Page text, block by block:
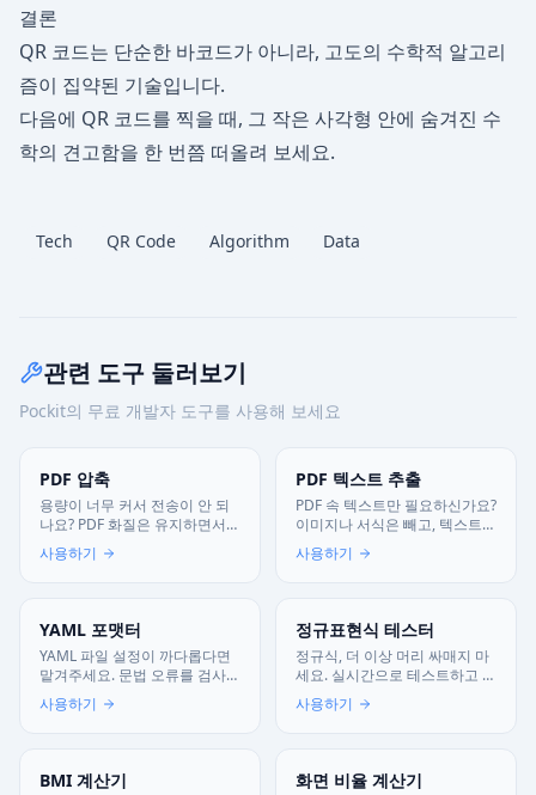
결론
QR 코드는 단순한 바코드가 아니라, 고도의 수학적 알고리
즘이 집약된 기술입니다.
다음에 QR 코드를 찍을 때, 그 작은 사각형 안에 숨겨진 수
학의 견고함을 한 번쯤 떠올려 보세요.
Tech QR Code Algorithm Data
관련 도구 둘러보기
Pockit의 무료 개발자 도구를 사용해 보세요
PDF 압축
용량이 너무 커서 전송이 안 되
나요? PDF 화질은 유지하면서
파일 크기만 쏙 줄여드립니다.
물론 문서는 안전합니다.
사용하기
PDF 텍스트 추출
PDF 속 텍스트만 필요하신가요?
이미지나 서식은 빼고, 텍스트
내용만 깔끔하게 추출해 드립니
다.
사용하기
YAML 포맷터
YAML 파일 설정이 까다롭다면
맡겨주세요. 문법 오류를 검사하
고 깔끔하게 포맷팅해 드립니다.
물론 데이터는 안전합니다.
사용하기
정규표현식 테스터
정규식, 더 이상 머리 싸매지 마
세요. 실시간으로 테스트하고 자
주 쓰는 패턴을 바로 가져다 쓰
세요.
사용하기
BMI 계산기 화면 비율 계산기